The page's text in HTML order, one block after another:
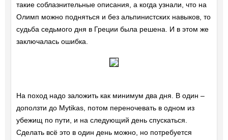
такие соблазнительные описания, а когда узнали, что на
Олимп можно подняться и без альпинистских навыков, то
судьба седьмого дня в Греции была решена. И в этом же
заключалась ошибка.
На поход надо заложить как минимум два дня. В один –
доползти до Mytikas, потом переночевать в одном из
убежищ по пути, и на следующий день спускаться.
Сделать всё это в один день можно, но потребуется